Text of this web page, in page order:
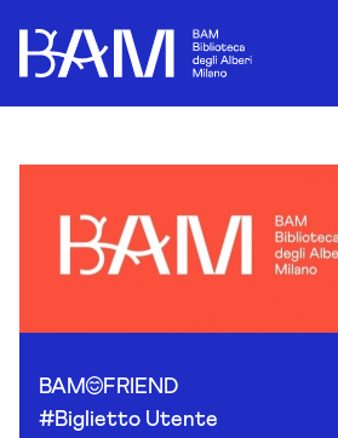
BAM
FRIEND
#Biglietto Utente